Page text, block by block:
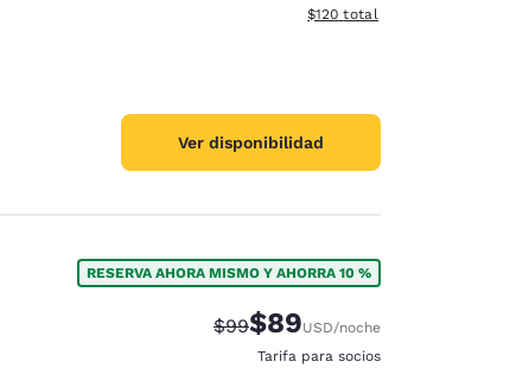
Ver detalles totales
$120 total
Ver disponibilidad
RESERVA AHORA MISMO Y AHORRA 10 %
Tarifa tachada:
$99Tarifa reducida:
$89USD/noche
Tarifa para socios